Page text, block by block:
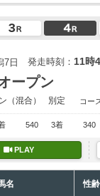
7日 発走時刻： 11時
ープン
（混合） 別定 コー
540 3着 340
PLAY
名 性齢